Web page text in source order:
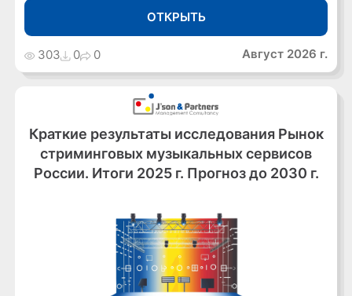
ОТКРЫТЬ
303 0 0 Август 2026 г.
Краткие результаты исследования Рынок
стриминговых музыкальных сервисов
России. Итоги 2025 г. Прогноз до 2030 г.